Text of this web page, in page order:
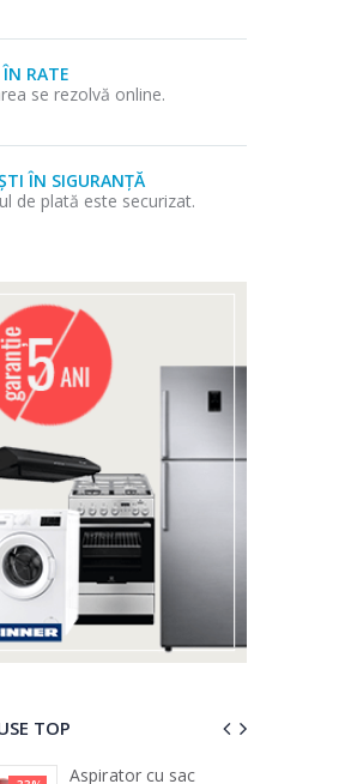
RATE
se rezolvă online.
ÎN SIGURANȚĂ
de plată este securizat.
TOP
Aspirator cu sac